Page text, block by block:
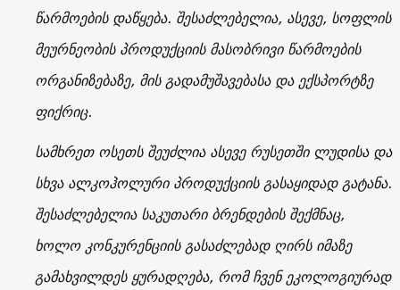
წარმოების დაწყება. შესაძლებელია, ასევე, სოფლის
მეურნეობის პროდუქციის მასობრივი წარმოების
ორგანიზებაზე, მის გადამუშავებასა და ექსპორტზე
ფიქრიც.
სამხრეთ ოსეთს შეუძლია ასევე რუსეთში ლუდისა და
სხვა ალკოჰოლური პროდუქციის გასაყიდად გატანა.
შესაძლებელია საკუთარი ბრენდების შექმნაც,
ხოლო კონკურენციის გასაძლებად ღირს იმაზე
გამახვილდეს ყურადღება, რომ ჩვენ ეკოლოგიურად